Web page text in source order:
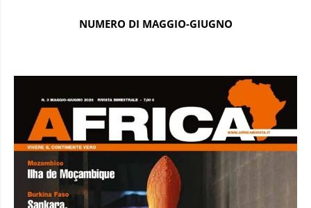
NUMERO DI MAGGIO-GIUGNO